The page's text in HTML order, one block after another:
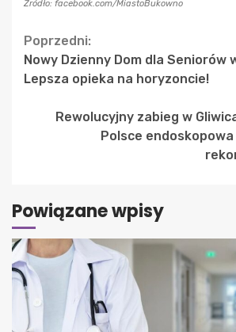
Źródło: facebook.com/MiastoBukowno
Continue
Reading
Poprzedni:
Nowy Dzienny Dom dla Seniorów
Lepsza opieka na horyzoncie!
Rewolucyjny zabieg w
Polsce
Powiązane wpisy